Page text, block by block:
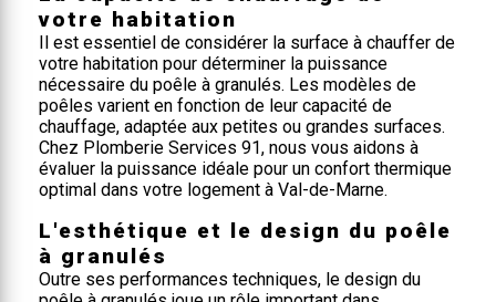
votre habitation
Il est essentiel de considérer la surface à chauffer de
votre habitation pour déterminer la puissance
nécessaire du poêle à granulés. Les modèles de
poêles varient en fonction de leur capacité de
chauffage, adaptée aux petites ou grandes surfaces.
Chez Plomberie Services 91, nous vous aidons à
évaluer la puissance idéale pour un confort thermique
optimal dans votre logement à Val-de-Marne.
L'esthétique et le design du poêle
à granulés
Outre ses performances techniques, le design du